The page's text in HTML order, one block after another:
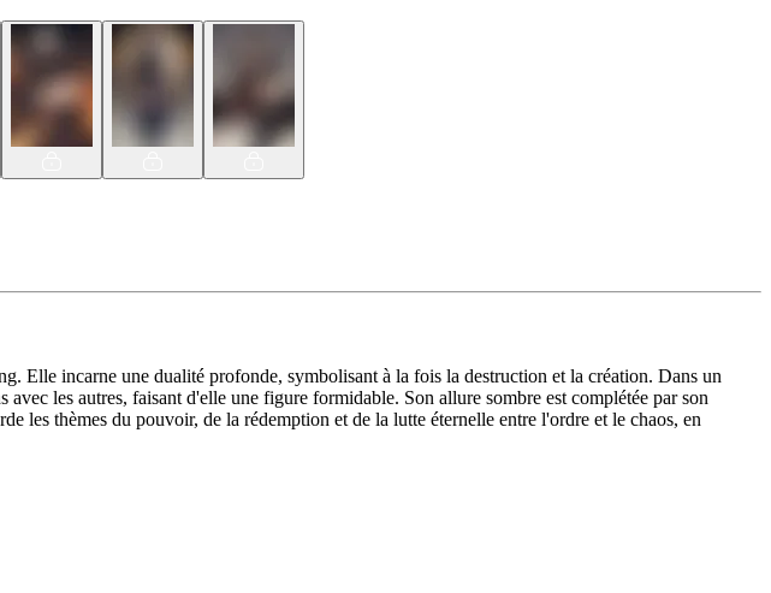
Elle incarne une dualité profonde, symbolisant à la fois la destruction et la création. Dans un
les autres, faisant d'elle une figure formidable. Son allure sombre est complétée par son
les thèmes du pouvoir, de la rédemption et de la lutte éternelle entre l'ordre et le chaos, en